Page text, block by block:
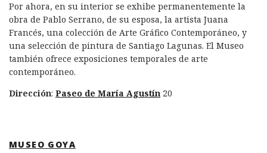
Por ahora, en su interior se exhibe permanentemente la
obra de Pablo Serrano, de su esposa, la artista Juana
Francés, una colección de Arte Gráfico Contemporáneo, y
una selección de pintura de Santiago Lagunas. El Museo
también ofrece exposiciones temporales de arte
contemporáneo.
Dirección: Paseo de María Agustín 20
MUSEO GOYA